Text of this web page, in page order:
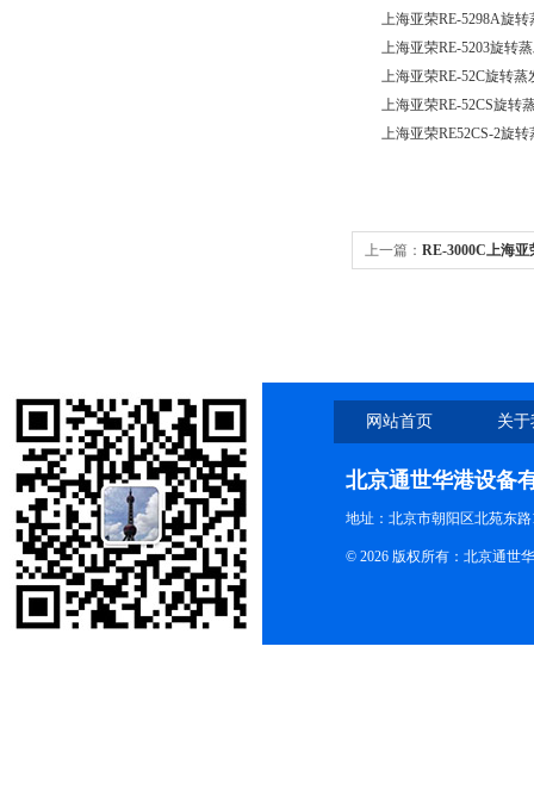
上海亚荣RE-5298A旋
上海亚荣RE-5203旋转
上海亚荣RE-52C旋转
上海亚荣RE-52CS旋转
上海亚荣RE52CS-2旋
上一篇： RE-3000C上海
网站首页 关
北京通世华港设备
地址：北京市朝阳区北苑东路
© 2026 版权所有：北京通世